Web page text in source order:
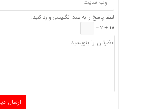
لطفا پاسخ را به عدد انگلیسی وارد کنید:
18 + 2 =